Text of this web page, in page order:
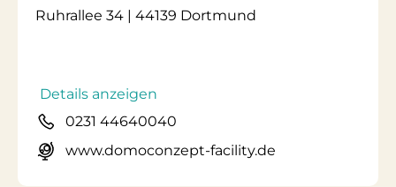
Ruhrallee 34 | 44139 Dortmund
Details anzeigen
0231 44640040
www.domoconzept-facility.de